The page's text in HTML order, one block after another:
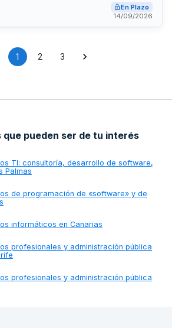
base y una bolsa de horas destinada a
evolutivo y perfectivo. Los
realiza mediante reuniones bimestrales
y la Autoridad Portuaria.
En Plazo
14/09/2026
1 2 3
pueden ser de tu interés
TI: consultoría, desarrollo de software,
Palmas
de programación de «software» y de
informáticos en Canarias
profesionales y administración pública
profesionales y administración pública